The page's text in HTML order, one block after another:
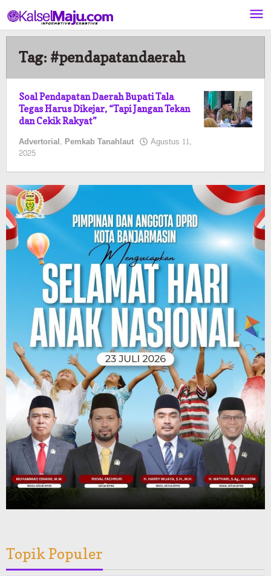
ke
konten
Tag: #pendapatandaerah
Soal Pendapatan Daerah Bupati Tala
Tegas Harus Dikejar, “Tapi Jangan Tekan
dan Cekik Rakyat”
Advertorial, Pemkab Tanahlaut Agustus 11,
2025
Pimred
Topik Populer